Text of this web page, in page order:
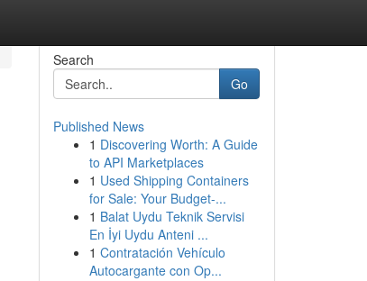
Search
Go
Published News
1 Discovering Worth: A Guide
to API Marketplaces
1 Used Shipping Containers
for Sale: Your Budget-...
1 Balat Uydu Teknik Servisi
En İyi Uydu Anteni ...
1 Contratación Vehículo
Autocargante con Op...